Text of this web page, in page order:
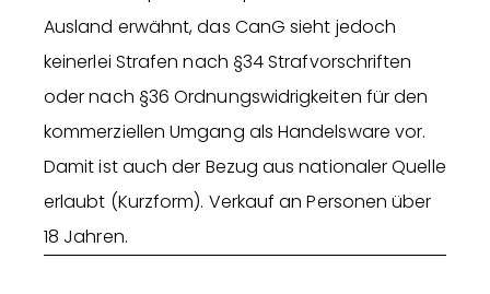
Ausland erwähnt, das CanG sieht jedoch
keinerlei Strafen nach §34 Strafvorschriften
oder nach §36 Ordnungswidrigkeiten für den
kommerziellen Umgang als Handelsware vor.
Damit ist auch der Bezug aus nationaler Quelle
erlaubt (Kurzform). Verkauf an Personen über
18 Jahren.